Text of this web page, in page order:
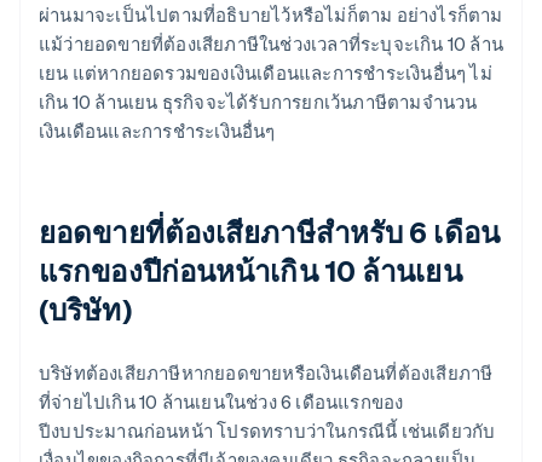
ผ่านมาจะเป็นไปตามที่อธิบายไว้หรือไม่ก็ตาม อย่างไรก็ตาม
แม้ว่ายอดขายที่ต้องเสียภาษีในช่วงเวลาที่ระบุจะเกิน 10 ล้าน
เยน แต่หากยอดรวมของเงินเดือนและการชําระเงินอื่นๆ ไม่
เกิน 10 ล้านเยน ธุรกิจจะได้รับการยกเว้นภาษีตามจํานวน
เงินเดือนและการชําระเงินอื่นๆ
ยอดขายที่ต้องเสียภาษีสําหรับ 6 เดือน
แรกของปีก่อนหน้าเกิน 10 ล้านเยน
(บริษัท)
บริษัทต้องเสียภาษีหากยอดขายหรือเงินเดือนที่ต้องเสียภาษี
ที่จ่ายไปเกิน 10 ล้านเยนในช่วง 6 เดือนแรกของ
ปีงบประมาณก่อนหน้า โปรดทราบว่าในกรณีนี้ เช่นเดียวกับ